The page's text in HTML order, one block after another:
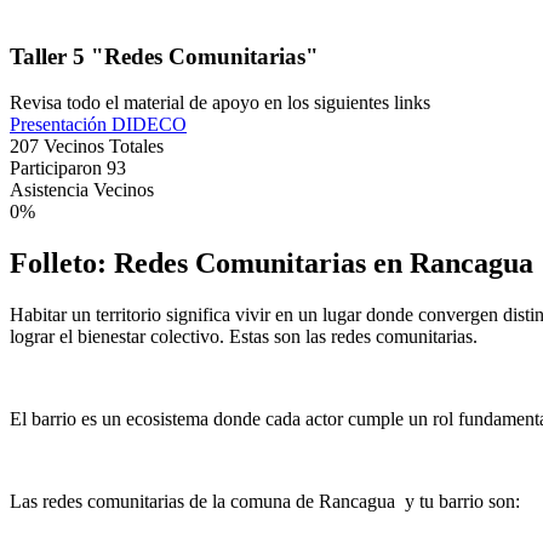
Taller 5 "Redes Comunitarias"
Revisa todo el material de apoyo en los siguientes links
Presentación DIDECO
207 Vecinos Totales
Participaron 93
Asistencia Vecinos
0%
Folleto: Redes Comunitarias en Rancagua
Habitar un territorio significa vivir en un lugar donde convergen
lograr el bienestar colectivo. Estas son las redes comunitarias.
El barrio es un ecosistema donde cada actor cumple un rol
Las redes comunitarias de la comuna de Rancagua y tu barrio son: